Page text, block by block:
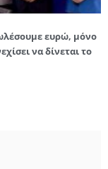
ευρώ, μόνο
να δίνεται το